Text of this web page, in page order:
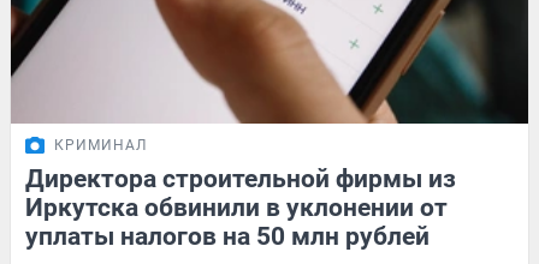
КРИМИНАЛ
Директора строительной фирмы из
Иркутска обвинили в уклонении от
уплаты налогов на 50 млн рублей